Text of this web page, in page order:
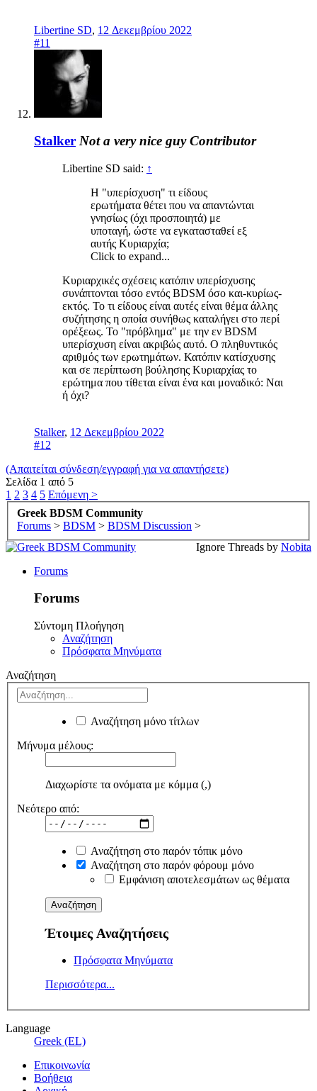
Libertine SD, 12 Δεκεμβρίου 2022
#11
Stalker Not a very nice guy Contributor
Libertine SD said: ↑
Η "υπερίσχυση" τι είδους
ερωτήματα θέτει που να απαντώνται
γνησίως (όχι προσποιητά) με
υποταγή, ώστε να εγκατασταθεί εξ
αυτής Κυριαρχία;
Click to expand...
Κυριαρχικές σχέσεις κατόπιν υπερίσχυσης
συνάπτονται τόσο εντός BDSM όσο και-κυρίως-
εκτός. Το τι είδους είναι αυτές είναι θέμα άλλης
συζήτησης η οποία συνήθως καταλήγει στο περί
ορέξεως. Το "πρόβλημα" με την εν BDSM
υπερίσχυση είναι ακριβώς αυτό. Ο πληθυντικός
αριθμός των ερωτημάτων. Κατόπιν κατίσχυσης
και σε περίπτωση βούλησης Κυριαρχίας το
ερώτημα που τίθεται είναι ένα και μοναδικό: Ναι
ή όχι?
Stalker, 12 Δεκεμβρίου 2022
#12
(Απαιτείται σύνδεση/εγγραφή για να απαντήσετε)
Σελίδα 1 από 5
1 2 3 4 5 Επόμενη >
Greek BDSM Community
Forums > BDSM > BDSM Discussion >
Ignore Threads by Nobita
Forums
Forums
Σύντομη Πλοήγηση
Αναζήτηση
Πρόσφατα Μηνύματα
Αναζήτηση
Αναζήτηση μόνο τίτλων
Μήνυμα μέλους:
Διαχωρίστε τα ονόματα με κόμμα (,)
Νεότερο από:
Αναζήτηση στο παρόν τόπικ μόνο
Αναζήτηση στο παρόν φόρουμ μόνο
Εμφάνιση αποτελεσμάτων ως θέματα
Έτοιμες Αναζητήσεις
Πρόσφατα Μηνύματα
Περισσότερα...
Language
Greek (EL)
Επικοινωνία
Βοήθεια